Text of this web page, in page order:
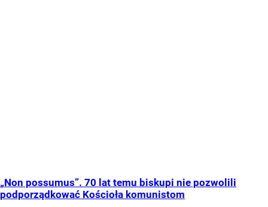
„Non possumus”. 70 lat temu biskupi nie pozwolili
podporządkować Kościoła komunistom